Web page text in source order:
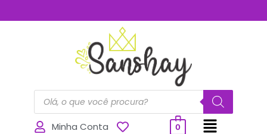
Minha Conta 0